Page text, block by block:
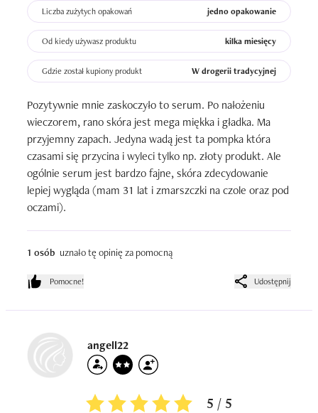
Liczba zużytych opakowań jedno opakowanie
Od kiedy używasz produktu kilka miesięcy
Gdzie został kupiony produkt W drogerii tradycyjnej
Pozytywnie mnie zaskoczyło to serum. Po nałożeniu
wieczorem, rano skóra jest mega miękka i gładka. Ma
przyjemny zapach. Jedyna wadą jest ta pompka która
czasami się przycina i wyleci tylko np. złoty produkt. Ale
ogólnie serum jest bardzo fajne, skóra zdecydowanie
lepiej wygląda (mam 31 lat i zmarszczki na czole oraz pod
oczami).
1 osób uznało tę opinię za pomocną
Pomocne! Udostępnij
angell22
5 / 5